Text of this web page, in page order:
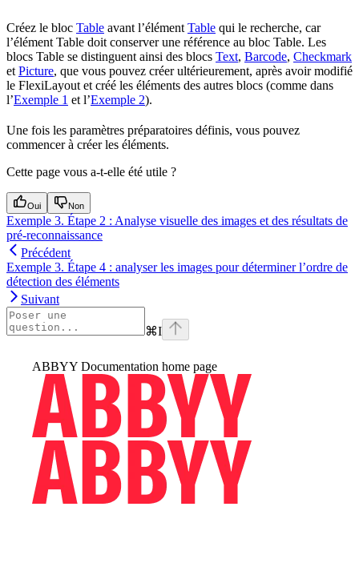
Créez le bloc Table avant l’élément Table qui le recherche, car
l’élément Table doit conserver une référence au bloc Table. Les
blocs Table se distinguent ainsi des blocs Text, Barcode, Checkmark
et Picture, que vous pouvez créer ultérieurement, après avoir modifié
le FlexiLayout et créé les éléments des autres blocs (comme dans
l’Exemple 1 et l’Exemple 2).
Une fois les paramètres préparatoires définis, vous pouvez
commencer à créer les éléments.
Cette page vous a-t-elle été utile ?
Oui Non
Exemple 3. Étape 2 : Analyse visuelle des images et des résultats de
pré-reconnaissance
Précédent
Exemple 3. Étape 4 : analyser les images pour déterminer l’ordre de
détection des éléments
Suivant
⌘I
ABBYY Documentation home page